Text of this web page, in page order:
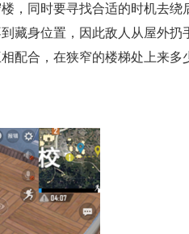
，同时要寻找合适的时机去绕
藏身位置，因此敌人从屋外扔
配合，在狭窄的楼梯处上来多